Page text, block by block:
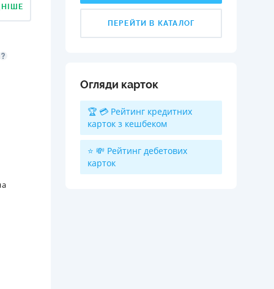
ПЕРЕЙТИ В КАТАЛОГ
Огляди карток
🏆 💳 Рейтинг кредитних
карток з кешбеком
⭐ 💸 Рейтинг дебетових
карток